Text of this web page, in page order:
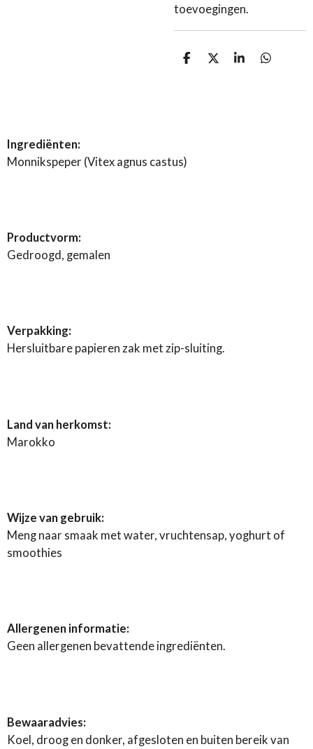
toevoegingen.
D
D
S
D
Ingrediënten:
Monnikspeper (Vitex agnus castus)
Productvorm:
Gedroogd, gemalen
Verpakking:
Hersluitbare papieren zak met zip-sluiting.
Land van herkomst:
Marokko
Wijze van gebruik:
Meng naar smaak met water, vruchtensap, yoghurt of
smoothies
Allergenen informatie:
Geen allergenen bevattende ingrediënten.
Bewaaradvies:
Koel, droog en donker, afgesloten en buiten bereik van